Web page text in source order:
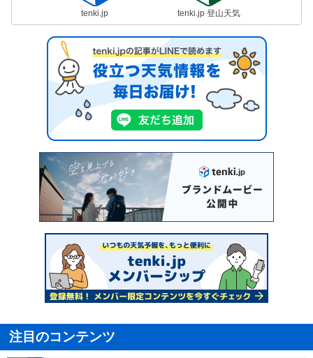
tenki.jp tenki.jp 登山天気
注目のコンテンツ